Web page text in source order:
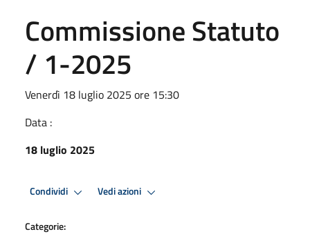
Commissione Statuto
/ 1-2025
Venerdì 18 luglio 2025 ore 15:30
Data :
18 luglio 2025
Condividi Vedi azioni
Categorie: